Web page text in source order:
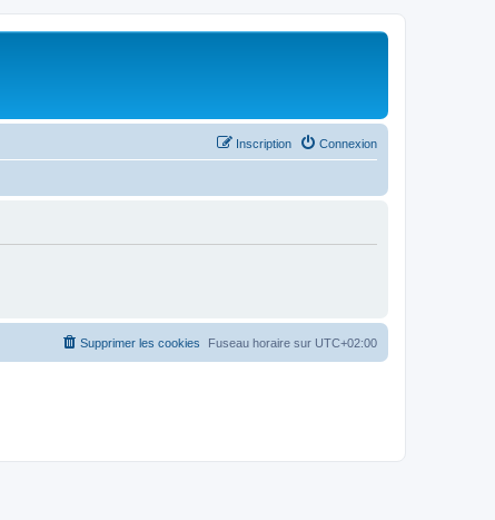
Connexion
Inscription
Fuseau horaire sur UTC+02:00
Supprimer les cookies